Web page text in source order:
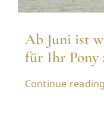
Ab Juni ist
für Ihr Pony
Continue reading